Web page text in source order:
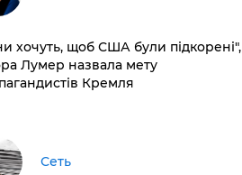
хочуть, щоб США були підкорені",
Лумер назвала мету
Кремля
Сеть